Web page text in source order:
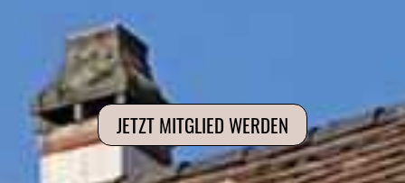
JETZT MITGLIED WERDEN